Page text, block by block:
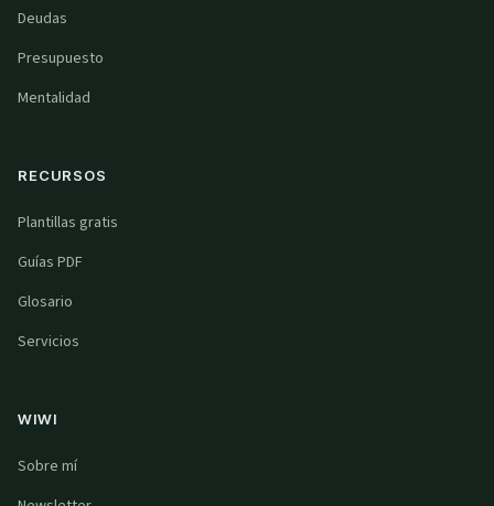
Deudas
Presupuesto
Mentalidad
RECURSOS
Plantillas gratis
Guías PDF
Glosario
Servicios
WIWI
Sobre mí